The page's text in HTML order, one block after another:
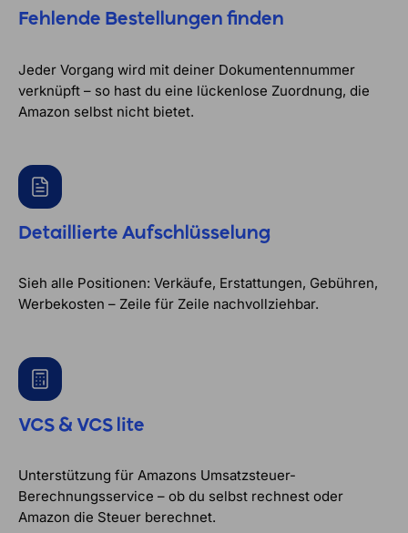
Fehlende Bestellungen finden
Jeder Vorgang wird mit deiner Dokumentennummer
verknüpft – so hast du eine lückenlose Zuordnung, die
Amazon selbst nicht bietet.
Detaillierte Aufschlüsselung
Sieh alle Positionen: Verkäufe, Erstattungen, Gebühren,
Werbekosten – Zeile für Zeile nachvollziehbar.
VCS & VCS lite
Unterstützung für Amazons Umsatzsteuer-
Berechnungsservice – ob du selbst rechnest oder
Amazon die Steuer berechnet.